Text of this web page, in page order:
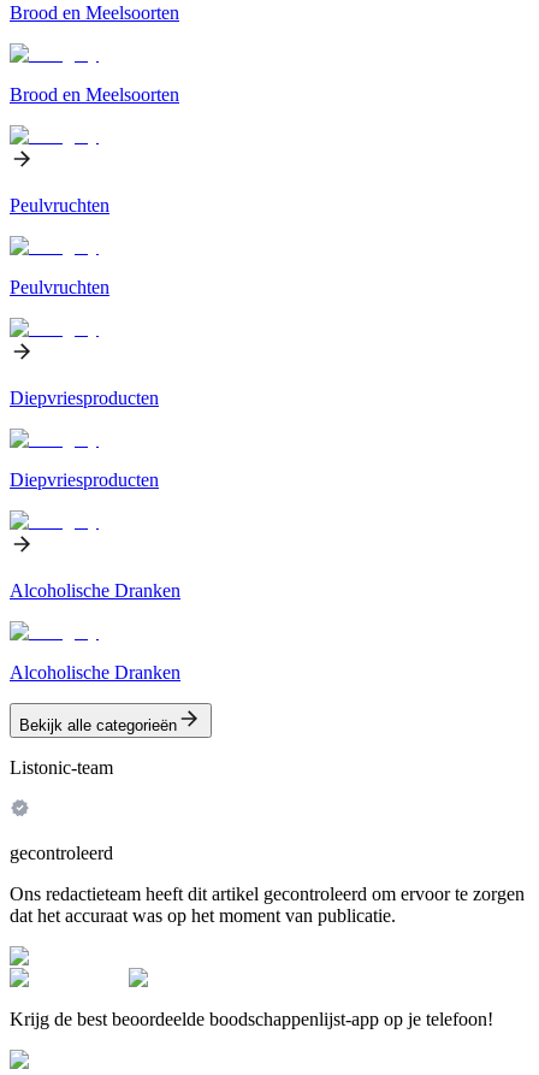
Brood en Meelsoorten
Brood en Meelsoorten
Peulvruchten
Peulvruchten
Diepvriesproducten
Diepvriesproducten
Alcoholische Dranken
Alcoholische Dranken
Bekijk alle categorieën
Listonic-team
gecontroleerd
Ons redactieteam heeft dit artikel gecontroleerd om ervoor te zorgen
dat het accuraat was op het moment van publicatie.
Krijg de best beoordeelde boodschappenlijst-app op je telefoon!